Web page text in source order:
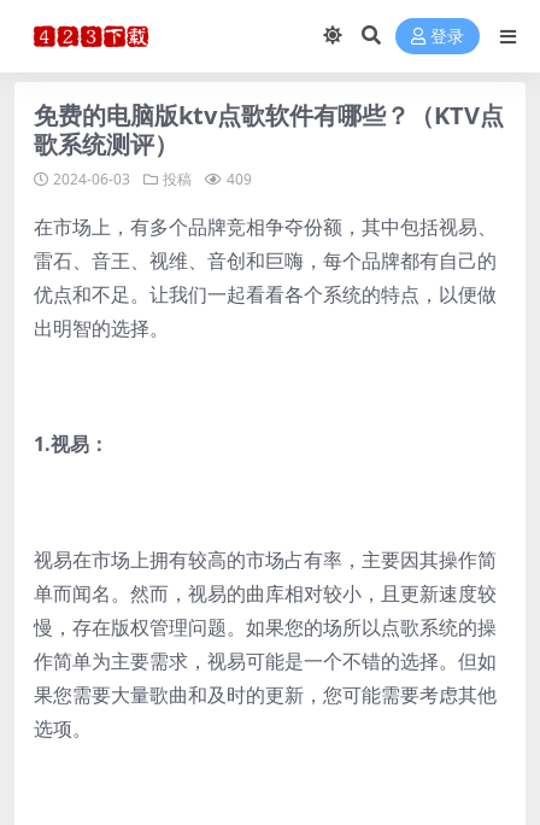
登录
免费的电脑版ktv点歌软件有哪些？（KTV点
歌系统测评）
2024-06-03 投稿 409
在市场上，有多个品牌竞相争夺份额，其中包括视易、
雷石、音王、视维、音创和巨嗨，每个品牌都有自己的
优点和不足。让我们一起看看各个系统的特点，以便做
出明智的选择。
1.视易：
视易在市场上拥有较高的市场占有率，主要因其操作简
单而闻名。然而，视易的曲库相对较小，且更新速度较
慢，存在版权管理问题。如果您的场所以点歌系统的操
作简单为主要需求，视易可能是一个不错的选择。但如
果您需要大量歌曲和及时的更新，您可能需要考虑其他
选项。